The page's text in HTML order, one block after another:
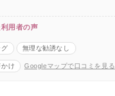
用者の声
無理な勧誘なし
け Googleマップで口コミを見る